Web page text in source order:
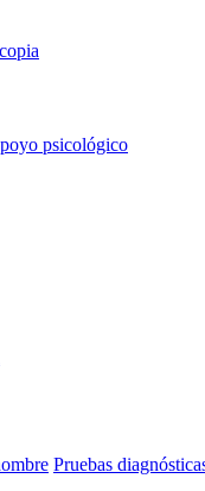
psicológico
Pruebas